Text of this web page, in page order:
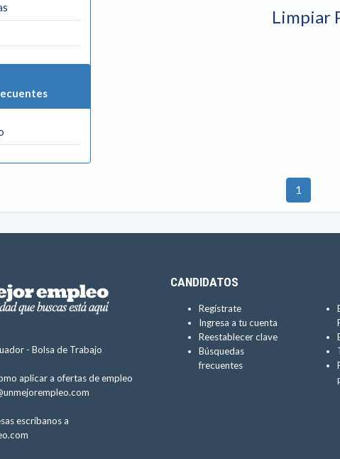
Limpiar
1
- Bolsa de Trabajo
aplicar a ofertas de empleo
escríbanos a
CANDIDATOS
Regístrate
Ingresa a tu cuenta
Reestablecer clave
Búsquedas
frecuentes